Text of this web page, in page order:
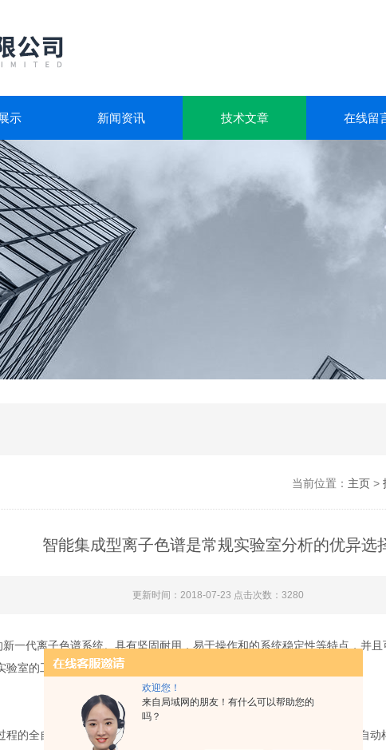
欢迎您！
来自局域网的朋友！有什么可以帮助您的
吗？
示 新闻资讯 技术文章 在线留
当前位置： 主页>
智能集成型离子色谱是常规实验室分析的优异选
更新时间：2018-07-23 点击次数：3280
一代离子色谱系统。具有坚固耐用，易于操作和的系统稳定性等特点，并
室的工作非常繁忙，仍然能够得到高度和高准确度的分析结果。
的全自动进行。对于液体样品的常规分析，瑞士万通公司有6种不同的自